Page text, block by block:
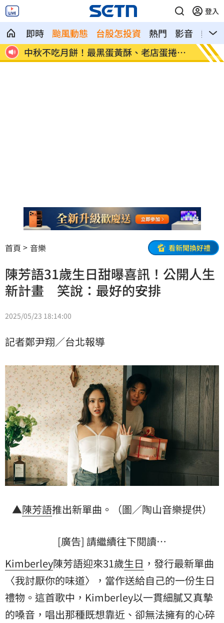
登入
即時 颱風動態 台股怎投資 熱門 影音
熱搜
中秋不吃月餅！最黑蛋黃酥、老店蛋捲開
搶
演活
媽
首頁 音樂 看新聞換好禮
陳芳語31歲生日甜曝喜訊！公開人生
新計畫 笑說：最好的安排
2025/05/23 18:14:00
記者鄭尹翔／台北報導
▲陳芳語推出新單曲。（圖／陶山音樂提供）
[廣告] 請繼續往下閱讀…
Kimberley陳芳語迎來31歲生日 ，發行最新單曲
〈我討厭你的味道〉，當作送給自己的一份生日
禮物。這首歌中，Kimberley以一貫細膩又真摯
的嗓音，唱出那種既想靠近、卻無法擁有的心碎